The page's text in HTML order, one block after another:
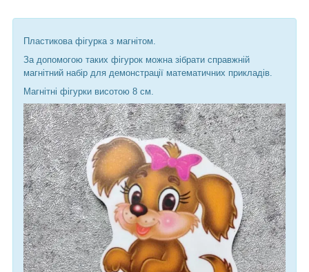
Пластикова фігурка з магнітом.
За допомогою таких фігурок можна зібрати справжній
магнітний набір для демонстрації математичних прикладів.
Магнітні фігурки висотою 8 см.